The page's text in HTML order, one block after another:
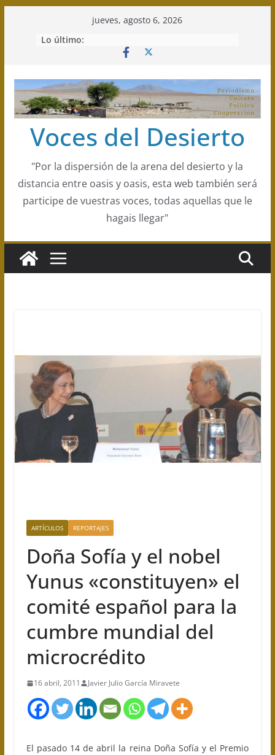
jueves, agosto 6, 2026
Lo último:
Voces del Desierto
"Por la dispersión de la arena del desierto y la
distancia entre oasis y oasis, esta web también será
participe de vuestras voces, todas aquellas que le
hagais llegar"
ARTÍCULOS REPORTAJES
Doña Sofía y el nobel
Yunus «constituyen» el
comité español para la
cumbre mundial del
microcrédito
16 abril, 2011 Javier Julio García Miravete
El pasado 14 de abril la reina Doña Sofía y el Premio